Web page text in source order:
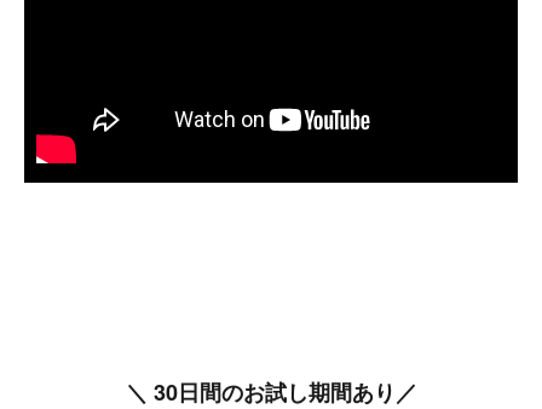
＼ 30日間のお試し期間あり／